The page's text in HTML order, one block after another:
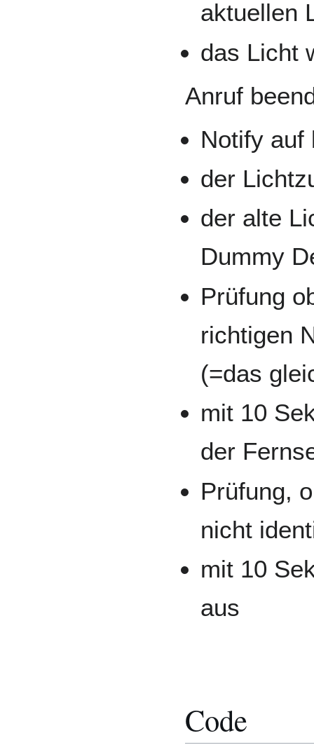
aktuellen
das Licht
Anruf
Notify auf
der
der alte
Dummy
Prüfung
richtigen
(=das
mit 10
der
Prüfung,
nicht
mit 10
aus
Code